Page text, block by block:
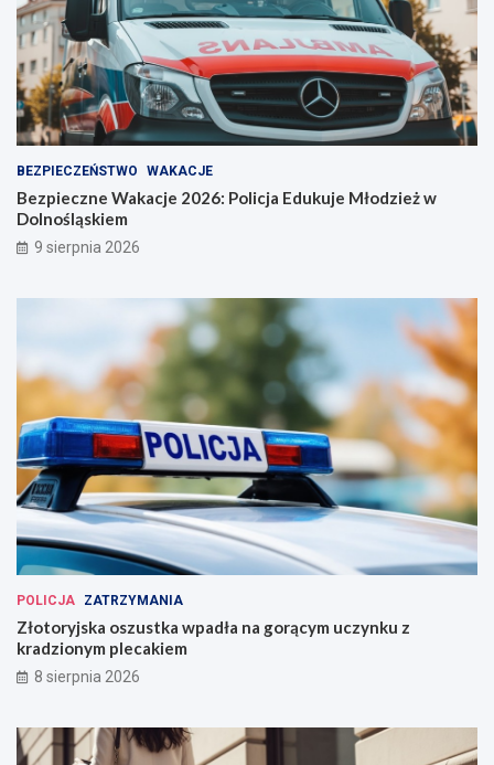
ś
ć
BEZPIECZEŃSTWO WAKACJE
Bezpieczne Wakacje 2026: Policja Edukuje Młodzież w
Dolnośląskiem
9 sierpnia 2026
POLICJA ZATRZYMANIA
Złotoryjska oszustka wpadła na gorącym uczynku z
kradzionym plecakiem
8 sierpnia 2026